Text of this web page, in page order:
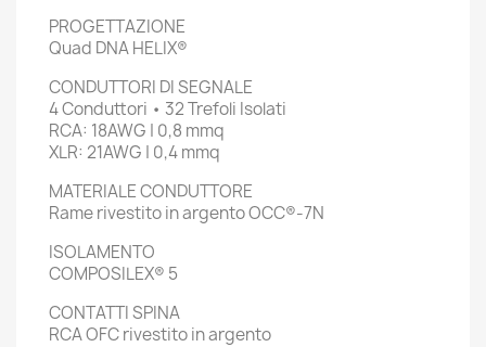
PROGETTAZIONE
Quad DNA HELIX®
CONDUTTORI DI SEGNALE
4 Conduttori • 32 Trefoli Isolati
RCA: 18AWG | 0,8 mmq
XLR: 21AWG | 0,4 mmq
MATERIALE CONDUTTORE
Rame rivestito in argento OCC®-7N
ISOLAMENTO
COMPOSILEX® 5
CONTATTI SPINA
RCA OFC rivestito in argento